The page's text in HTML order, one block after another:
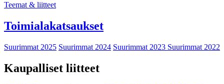
Teemat & liitteet
Toimialakatsaukset
Suurimmat 2025 Suurimmat 2024 Suurimmat 2023 Suurimmat 2022
Kaupalliset liitteet